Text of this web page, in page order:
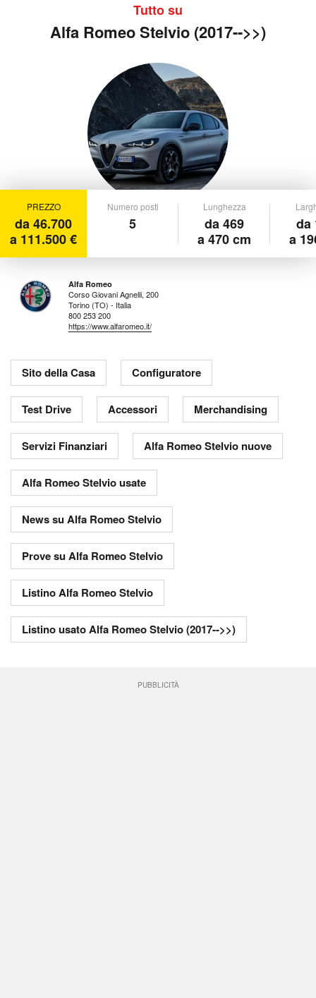
Tutto su
Alfa Romeo Stelvio (2017-->>)
PREZZO
da 46.700
a 111.500 €
Numero posti
5
Lunghezza
da 469
a 470 cm
da
a
Alfa Romeo
Corso Giovani Agnelli, 200
Torino (TO) - Italia
800 253 200
https://www.alfaromeo.it/
Sito della Casa Configuratore
Test Drive Accessori Merchandising
Servizi Finanziari Alfa Romeo Stelvio nuove
Alfa Romeo Stelvio usate
News su Alfa Romeo Stelvio
Prove su Alfa Romeo Stelvio
Listino Alfa Romeo Stelvio
Listino usato Alfa Romeo Stelvio (2017-->>)
PUBBLICITÀ